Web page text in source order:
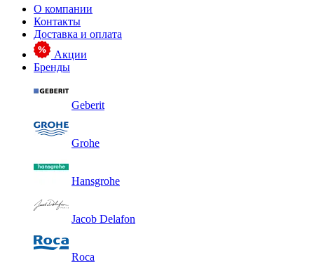
О компании
Контакты
Доставка и оплата
Акции
Бренды
Geberit
Grohe
Hansgrohe
Jacob Delafon
Roca